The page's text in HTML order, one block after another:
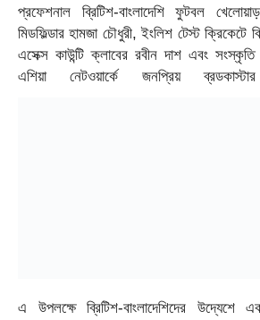
প্রফেশনাল ব্রিটিশ-বাংলাদেশি ফুটবল
মিডফিল্ডারহামজা চৌধুরী,ইংলিশ টেস্ট ক্রিকেটে
এসেক্স কাউন্টি ক্লাবের রবীন দাশ এবং সংস্কৃতি
এশিয়ানেটওয়ার্কে জনপ্রিয়ব্রডকাস্টার
এ উপলক্ষে ব্রিটিশ-বাংলাদেশিদের উদ্যেশে